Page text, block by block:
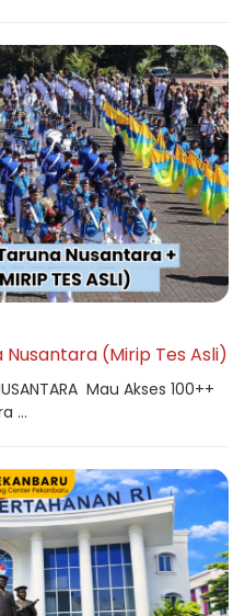
Nusantara (Mirip Tes Asli)
Mau Akses 100++
...